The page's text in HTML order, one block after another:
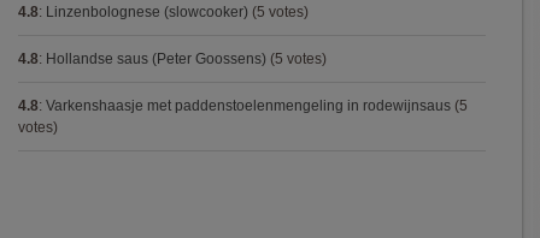
4.8: Linzenbolognese (slowcooker) (5 votes)
4.8: Hollandse saus (Peter Goossens) (5 votes)
4.8: Varkenshaasje met paddenstoelenmengeling in rodewijnsaus (5
votes)